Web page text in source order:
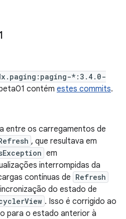
*:3.4.0-
contém estes commits.
entre os carregamentos de
, que resultava em
em
interrompidas da
contínuas de Refresh
do estado de
. Isso é corrigido ao
para o estado anterior à